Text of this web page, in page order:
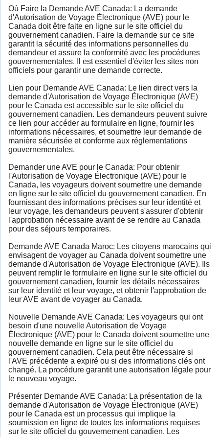
Où Faire la Demande AVE Canada: La demande
d'Autorisation de Voyage Électronique (AVE) pour le
Canada doit être faite en ligne sur le site officiel du
gouvernement canadien. Faire la demande sur ce site
garantit la sécurité des informations personnelles du
demandeur et assure la conformité avec les procédures
gouvernementales. Il est essentiel d'éviter les sites non
officiels pour garantir une demande correcte.
Lien pour Demande AVE Canada: Le lien direct vers la
demande d'Autorisation de Voyage Électronique (AVE)
pour le Canada est accessible sur le site officiel du
gouvernement canadien. Les demandeurs peuvent suivre
ce lien pour accéder au formulaire en ligne, fournir les
informations nécessaires, et soumettre leur demande de
manière sécurisée et conforme aux réglementations
gouvernementales.
Demander une AVE pour le Canada: Pour obtenir
l'Autorisation de Voyage Électronique (AVE) pour le
Canada, les voyageurs doivent soumettre une demande
en ligne sur le site officiel du gouvernement canadien. En
fournissant des informations précises sur leur identité et
leur voyage, les demandeurs peuvent s'assurer d'obtenir
l'approbation nécessaire avant de se rendre au Canada
pour des séjours temporaires.
Demande AVE Canada Maroc: Les citoyens marocains qui
envisagent de voyager au Canada doivent soumettre une
demande d'Autorisation de Voyage Électronique (AVE). Ils
peuvent remplir le formulaire en ligne sur le site officiel du
gouvernement canadien, fournir les détails nécessaires
sur leur identité et leur voyage, et obtenir l'approbation de
leur AVE avant de voyager au Canada.
Nouvelle Demande AVE Canada: Les voyageurs qui ont
besoin d'une nouvelle Autorisation de Voyage
Électronique (AVE) pour le Canada doivent soumettre une
nouvelle demande en ligne sur le site officiel du
gouvernement canadien. Cela peut être nécessaire si
l'AVE précédente a expiré ou si des informations clés ont
changé. La procédure garantit une autorisation légale pour
le nouveau voyage.
Présenter Demande AVE Canada: La présentation de la
demande d'Autorisation de Voyage Électronique (AVE)
pour le Canada est un processus qui implique la
soumission en ligne de toutes les informations requises
sur le site officiel du gouvernement canadien. Les